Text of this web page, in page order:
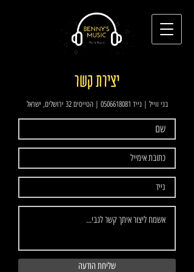
יצירת קשר
בני ווייל | נייד 0506618081 | הטייסים 32 ירושלים, ישראל
שליחת הודעה